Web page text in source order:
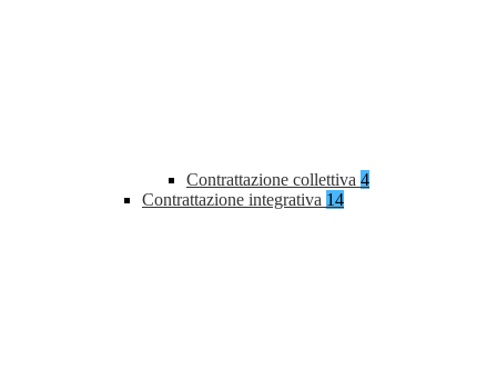
Contrattazione collettiva 4
Contrattazione integrativa 14